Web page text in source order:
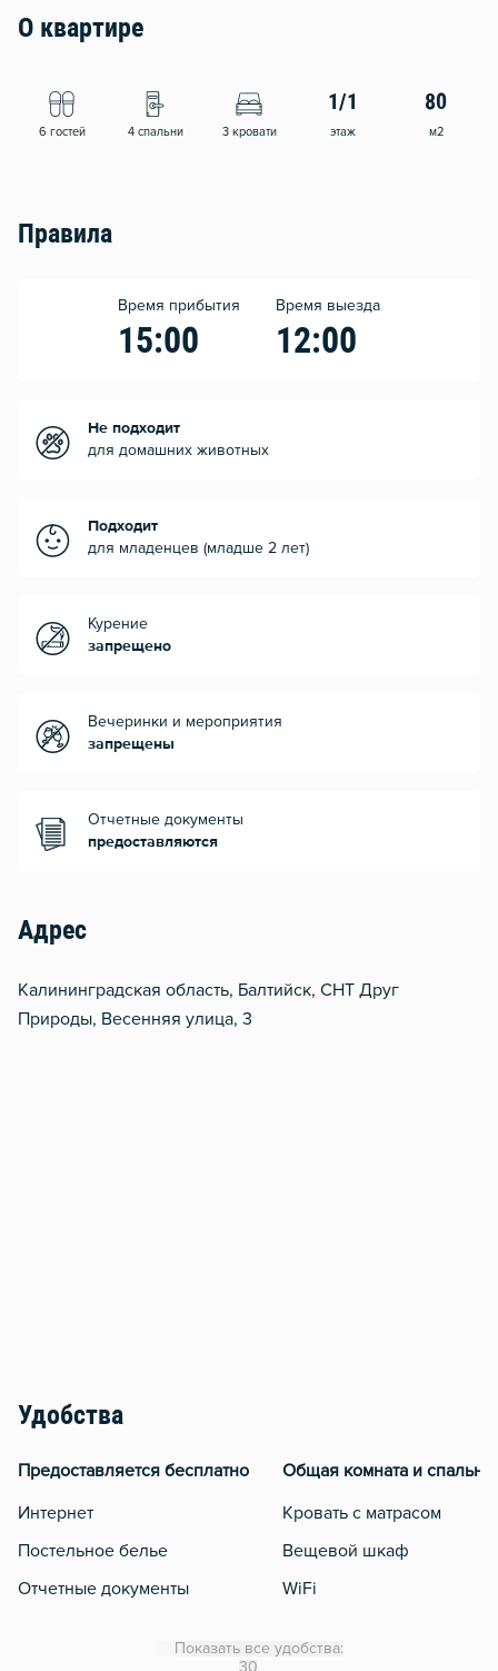
О квартире
6 гостей 4 спальни 3 кровати
1/1
этаж
80
м2
Правила
Время прибытия
15:00
Время выезда
12:00
Не подходит
для домашних животных
Подходит
для младенцев (младше 2 лет)
Курение
запрещено
Вечеринки и мероприятия
запрещены
Отчетные документы
предоставляются
Адрес
Калининградская область, Балтийск, СНТ Друг
Природы, Весенняя улица, 3
Удобства
Предоставляется бесплатно
Интернет
Постельное белье
Отчетные документы
Общая комната и спальня
Кровать с матрасом
Вещевой шкаф
WiFi
Показать все удобства:
30